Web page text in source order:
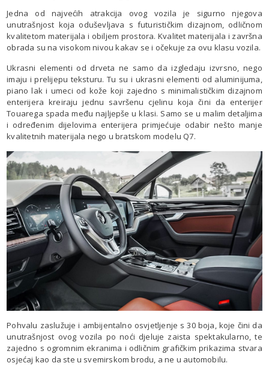
Jedna od najvećih atrakcija ovog vozila je sigurno njegova
unutrašnjost koja oduševljava s futurističkim dizajnom, odličnom
kvalitetom materijala i obiljem prostora. Kvalitet materijala i završna
obrada su na visokom nivou kakav se i očekuje za ovu klasu vozila.
Ukrasni elementi od drveta ne samo da izgledaju izvrsno, nego
imaju i prelijepu teksturu. Tu su i ukrasni elementi od aluminijuma,
piano lak i umeci od kože koji zajedno s minimalističkim dizajnom
enterijera kreiraju jednu savršenu cjelinu koja čini da enterijer
Touarega spada među najljepše u klasi. Samo se u malim detaljima
i određenim dijelovima enterijera primjećuje odabir nešto manje
kvalitetnih materijala nego u bratskom modelu Q7.
Pohvalu zaslužuje i ambijentalno osvjetljenje s 30 boja, koje čini da
unutrašnjost ovog vozila po noći djeluje zaista spektakularno, te
zajedno s ogromnim ekranima i odličnim grafičkim prikazima stvara
osjećaj kao da ste u svemirskom brodu, a ne u automobilu.